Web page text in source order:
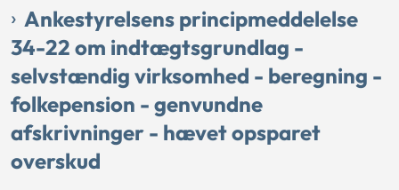
Ankestyrelsens principmeddelelse
34-22 om indtægtsgrundlag -
selvstændig virksomhed - beregning -
folkepension - genvundne
afskrivninger - hævet opsparet
overskud